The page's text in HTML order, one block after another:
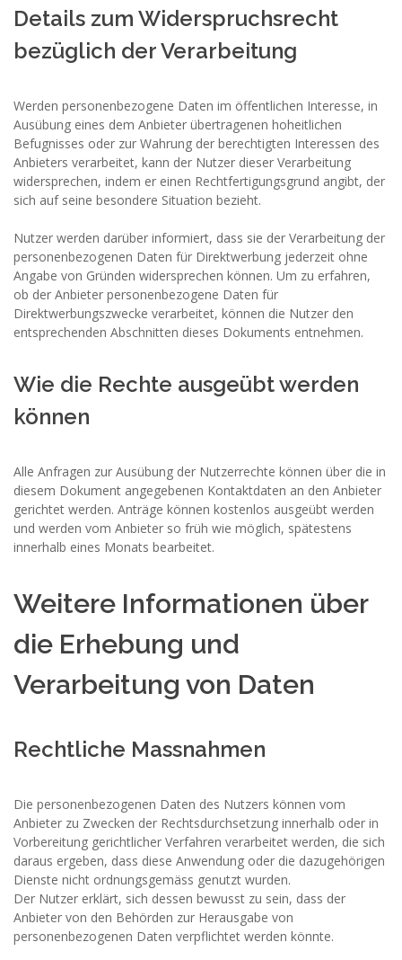
Details zum Widerspruchsrecht
bezüglich der Verarbeitung
Werden personenbezogene Daten im öffentlichen Interesse, in
Ausübung eines dem Anbieter übertragenen hoheitlichen
Befugnisses oder zur Wahrung der berechtigten Interessen des
Anbieters verarbeitet, kann der Nutzer dieser Verarbeitung
widersprechen, indem er einen Rechtfertigungsgrund angibt, der
sich auf seine besondere Situation bezieht.
Nutzer werden darüber informiert, dass sie der Verarbeitung der
personenbezogenen Daten für Direktwerbung jederzeit ohne
Angabe von Gründen widersprechen können. Um zu erfahren,
ob der Anbieter personenbezogene Daten für
Direktwerbungszwecke verarbeitet, können die Nutzer den
entsprechenden Abschnitten dieses Dokuments entnehmen.
Wie die Rechte ausgeübt werden
können
Alle Anfragen zur Ausübung der Nutzerrechte können über die in
diesem Dokument angegebenen Kontaktdaten an den Anbieter
gerichtet werden. Anträge können kostenlos ausgeübt werden
und werden vom Anbieter so früh wie möglich, spätestens
innerhalb eines Monats bearbeitet.
Weitere Informationen über
die Erhebung und
Verarbeitung von Daten
Rechtliche Massnahmen
Die personenbezogenen Daten des Nutzers können vom
Anbieter zu Zwecken der Rechtsdurchsetzung innerhalb oder in
Vorbereitung gerichtlicher Verfahren verarbeitet werden, die sich
daraus ergeben, dass diese Anwendung oder die dazugehörigen
Dienste nicht ordnungsgemäss genutzt wurden.
Der Nutzer erklärt, sich dessen bewusst zu sein, dass der
Anbieter von den Behörden zur Herausgabe von
personenbezogenen Daten verpflichtet werden könnte.